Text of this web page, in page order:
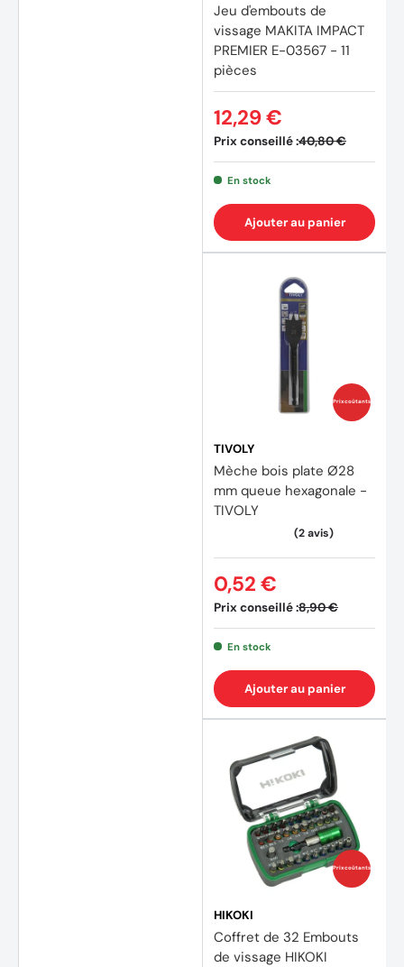
Jeu d'embouts de
vissage MAKITA IMPACT
PREMIER E-03567 - 11
pièces
Prix conseillé :40,80 €
12,29 €
En stock
Ajouter au panier
Prix coûtants
TIVOLY
Mèche bois plate Ø28
mm queue hexagonale -
TIVOLY
Prix conseillé :8,90 €
0,52 €
En stock
Ajouter au panier
Prix coûtants
HIKOKI
Coffret de 32 Embouts
de vissage HIKOKI